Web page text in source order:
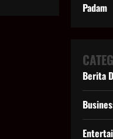
Padam
Berita